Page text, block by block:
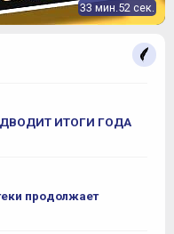
33 мин.52 сек.
ИТОГИ ГОДА
продолжает